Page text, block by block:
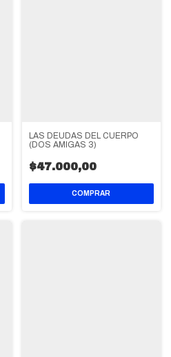
LAS DEUDAS DEL CUERPO
(DOS AMIGAS 3)
$47.000,00